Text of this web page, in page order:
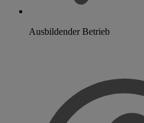
Ausbildender Betrieb